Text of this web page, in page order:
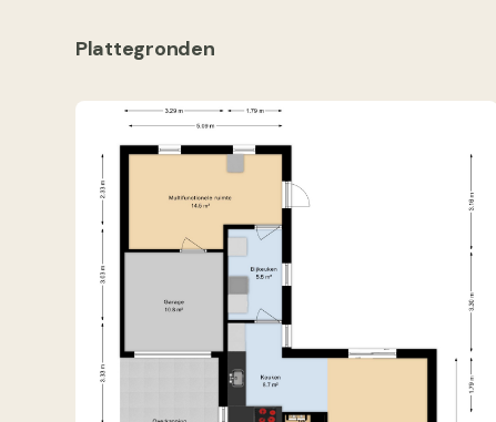
Plattegronden